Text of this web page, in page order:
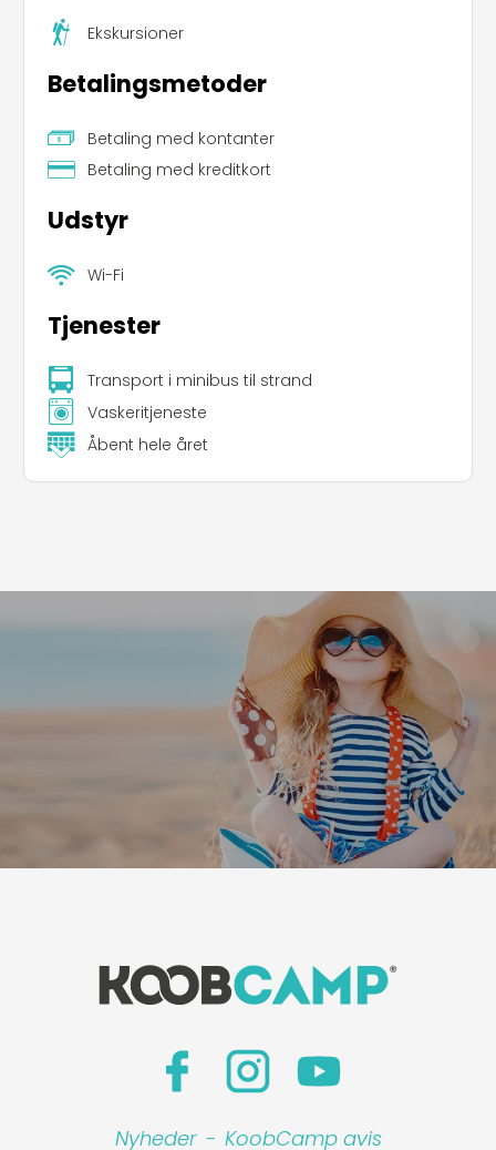
Ekskursioner
Betalingsmetoder
Betaling med kontanter
Betaling med kreditkort
Udstyr
Wi-Fi
Tjenester
Transport i minibus til strand
Vaskeritjeneste
Åbent hele året
Nyheder - KoobCamp avis